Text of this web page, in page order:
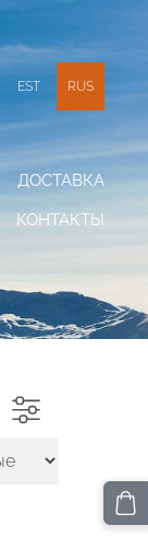
ДОСТАВКА
КОНТАКТЫ
EST RUS